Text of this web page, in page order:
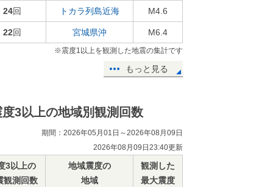
24回 トカラ列島近海 M4.6
22回 宮城県沖 M6.4
※震度1以上を観測した地震の集計です
もっと見る
度3以上の地域別観測回数
期間：2026年05月01日～2026年08月09日
2026年08月09日23:40更新
3以上の
観測回数
地域震度の
地域
観測した
最大震度